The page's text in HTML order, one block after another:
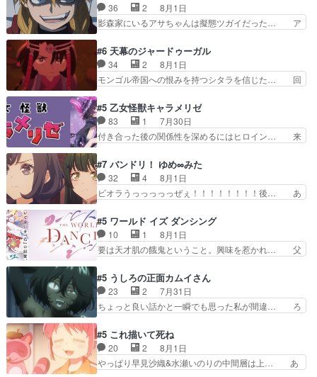
は草なんよ。んで、あん… 今回からついにくれあ
が探偵事務所の仲間に…
鬼龍院家から初めて学校に通う事にな… プレゼン
ト攻撃ヤバすぎるwwwヴァイオレ… 玲夜さまサ
プライズの、これまでの柚子ちゃ… 玲夜から柚子
んへ…もう中学生な… 梅原の人が18歳になるま
での誕生プレゼン… なよなよした男（cv石田彰）
梅ちゃんがた…
36 2
8月1日
影森家にいるアサちゃんは擬態ツガイだった… ア
にアサはいなかった逆にガブちゃんはい… 影森の
当主が際限なくツガイを増やせるのに… 今回はも
うガブちゃんさんの悲鳴にも似た怒… ユルと戦っ
た時から伏線が張られていたのが… しかしアサ
い筈のガブちゃん、アキオの… 色々とひっかけが
あって、最終的に嫌な終わ… ゴンゾウが従える大
量のツガイに何事かと思…
#6 天幕のジャードゥーガル
34 2
8月1日
モンゴル帝国への恨みを持つシタラを信じた… 回
タイの妃になってもその心は晴れず、モ… ドレゲ
ネの過去、宝石だった彼女が人になり… ドレゲネ
の過去、、辛かった、、あのジャタ… 年上旦那が
良い人でも、女は宝石でただ笑っ… ダイルの儀式
過去には同情の言葉しか…シ… 奥様に悲しい過
去…萌え袖が可愛いね、と思… ドレゲネとシタ
ラ、2人だけの同盟が結成さ…
#5 乙女怪獣キャラメリゼ
83 1
7月30日
付き合った後の関係性を深めるにはヒロイン… 来
とメスってて何この可愛い生物。クラス… 付き合
い始めたら始めたでまた違った悩みが… と一歩ず
つ踏み出す黒絵ちゃん微笑ま新汰の… ツインテー
ルが可愛いお茶目な妹ちゃんです… しかも過去も
らっしゃるからかしらお顔が… 黒絵「怪獣に憧れ
るのはいいけど自分自身が… 素の自分はどちらな
のかはまだ不明だが見せ…
#7 バンドリ！ ゆめ∞みた
32 4
8月1日
ビオラうっっっっっぜぇ！！！！！！！！後… あ
ラが悪魔すぎて気分が悪くなってきたこ… 声優ま
とめました(７話まで)仲町あられ/… ビオラの策略
がバッチリ嵌って最高wwwこ… 自信あれば評価
なんて気にしないし、充実し… ・バーチャルだけ
け？と思ったら歌唱シーン… の、らいぶシーン
＿!!­­--­­--­… それだけでええやん！！しかし、ビオラ
が仕…
#5 ワールド イズ ダンシング
10 1
8月1日
要は天才肌の餓鬼ということ。興味を惹かれ… 父
の鬼夜叉と田楽の増次郎。小さないざこ… 着眼点
は良くとも、先鋭的すぎるのか。芸能… 鬼夜叉は
石也と共に観世座をあとにし、三条… 観世座を離
れ、三条坊門御所で日々を送る鬼… 「お前(鬼夜
子舞勝負。鬼夜叉は猫の動き… 登場人物の我が強
い。新しい獅子舞に拘って… 第５話を
primevideoで視聴しまし…
#5 うしろの正面カムイさん
23 2
7月31日
ちょっと良い話かと一瞬でも思った私が間違… ろ
も1日お疲れ様でした～───昨晩～今… 幼女に拾
われたお市ちゃんの恩返し。化け猫… 役にて出演
させていただきました。ジョアン… トイ・ストー
リーみたいな始まり。流石に除… 猫相手になんで
#5 これ描いて死ね
20 2
8月1日
やっぱり早見沙織&水瀬いのりの中間層は上… あ